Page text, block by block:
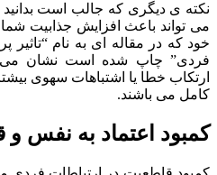
نکته ی دیگری که جالب است
می تواند باعث افزایش جذابیت
خود که در مقاله ای به نام
فردی” چاپ شده است نشان می
ارتکاب خطا یا اشتباهات سهوی
کامل می باشند.
کمبود اعتماد به نفس